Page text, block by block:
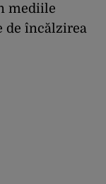
mediile
de încălzirea